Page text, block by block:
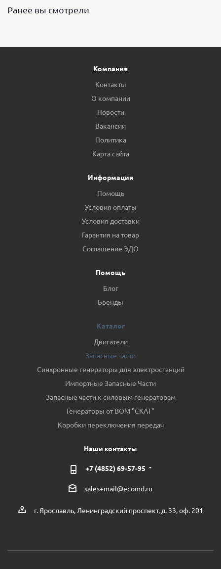
Ранее вы смотрели
Компания
Контакты
О компании
Новости
Вакансии
Политика
Карта сайта
Информация
Помощь
Условия оплаты
Условия доставки
Гарантия на товар
Соглашение ЭДО
Помощь
Блог
Бренды
Каталог
Двигатели
Запасные части
Синхронные генераторы для электростанций
Импортные Запасные Части
Запасные части к силовым генераторам
Генераторы от ВОМ "СКАТ"
Коробки переключения передач
Наши контакты
+7 (4852) 69-57-95
sales+mail@ecomd.ru
г. Ярославль, Ленинградский проспект, д. 33, оф. 201